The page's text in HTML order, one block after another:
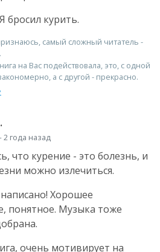
бросил курить.
самый сложный читатель -
на Вас подействовала, это, с одной
а с другой - прекрасно.
года назад
что курение - это болезнь, и
можно излечиться.
Хорошее
понятное. Музыка тоже
очень мотивирует на